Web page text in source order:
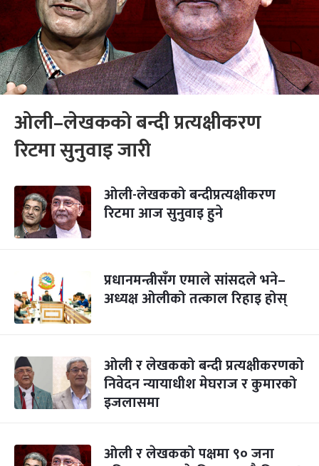
ओली–लेखकको बन्दी प्रत्यक्षीकरण
रिटमा सुनुवाइ जारी
ओली-लेखकको बन्दीप्रत्यक्षीकरण
रिटमा आज सुनुवाइ हुने
प्रधानमन्त्रीसँग एमाले सांसदले भने–
अध्यक्ष ओलीको तत्काल रिहाइ होस्
ओली र लेखकको बन्दी प्रत्यक्षीकरणको
निवेदन न्यायाधीश मेघराज र कुमारको
इजलासमा
ओली र लेखकको पक्षमा ९० जना